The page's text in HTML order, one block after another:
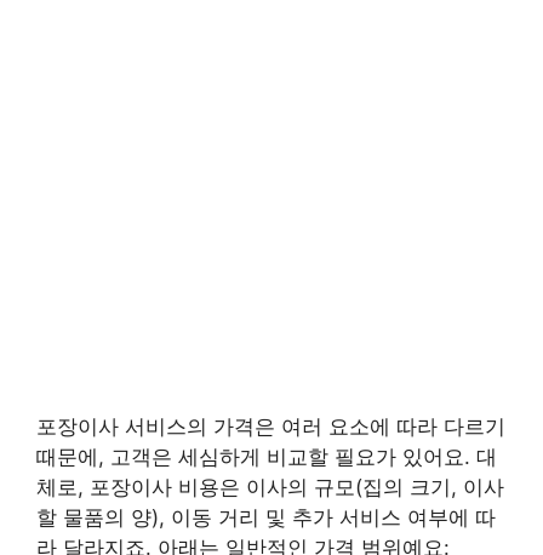
포장이사 서비스의 가격은 여러 요소에 따라 다르기
때문에, 고객은 세심하게 비교할 필요가 있어요. 대
체로, 포장이사 비용은 이사의 규모(집의 크기, 이사
할 물품의 양), 이동 거리 및 추가 서비스 여부에 따
라 달라지죠. 아래는 일반적인 가격 범위예요: